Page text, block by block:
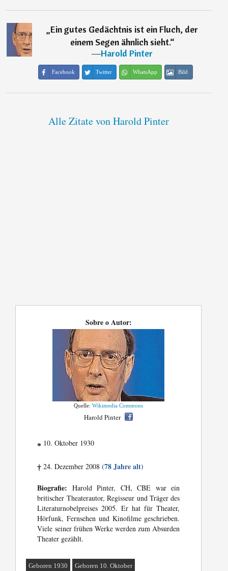
„Ein gutes Gedächtnis ist ein Fluch, der
einem Segen ähnlich sieht.“
―Harold Pinter
Facebook Twitter WhatsApp Bild
Alle Zitate von Harold Pinter
Sobre o Autor:
Quelle:Wikimedia Commons
Harold Pinter
* 10. Oktober 1930
† 24. Dezember 2008(78 Jahre alt)
Biografie: Harold Pinter, CH, CBE war ein
britischer Theaterautor, Regisseur und Träger des
Literaturnobelpreises 2005. Er hat für Theater,
Hörfunk, Fernsehen und Kinofilme geschrieben.
Viele seiner frühen Werke werden zum Absurden
Theater gezählt.
Geboren 1930 Geboren 10. Oktober